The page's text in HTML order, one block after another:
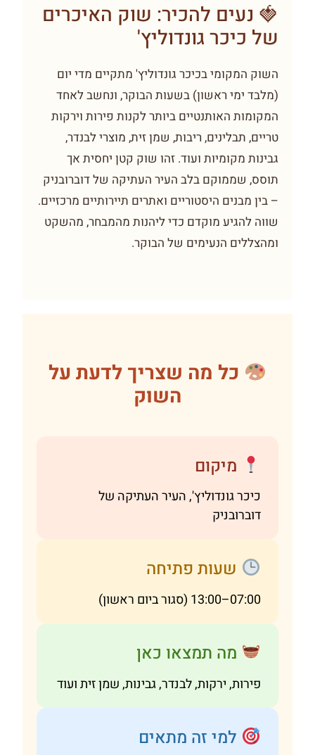
🍓 נעים להכיר: שוק האיכרים
של כיכר גונדוליץ'
השוק המקומי בכיכר גונדוליץ' מתקיים מדי יום
(מלבד ימי ראשון) בשעות הבוקר, ונחשב לאחד
המקומות האותנטיים ביותר לקנות פירות וירקות
טריים, תבלינים, ריבות, שמן זית, מוצרי לבנדר,
גבינות מקומיות ועוד. זהו שוק קטן יחסית אך
תוסס, שממוקם בלב העיר העתיקה של דוברובניק
– בין מבנים היסטוריים ואתרים תיירותיים מרכזיים.
שווה להגיע מוקדם כדי ליהנות מהמבחר, מהשקט
ומהצללים הנעימים של הבוקר.
כל מה שצריך לדעת על
השוק
מיקום
כיכר גונדוליץ', העיר העתיקה של
דוברובניק
שעות פתיחה
07:00–13:00 (סגור ביום ראשון)
מה תמצאו כאן
פירות, ירקות, לבנדר, גבינות, שמן זית ועוד
למי זה מתאים